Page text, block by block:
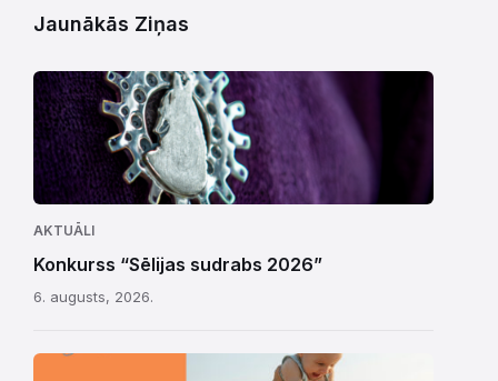
Jaunākās Ziņas
AKTUĀLI
Konkurss “Sēlijas sudrabs 2026”
6. augusts, 2026.